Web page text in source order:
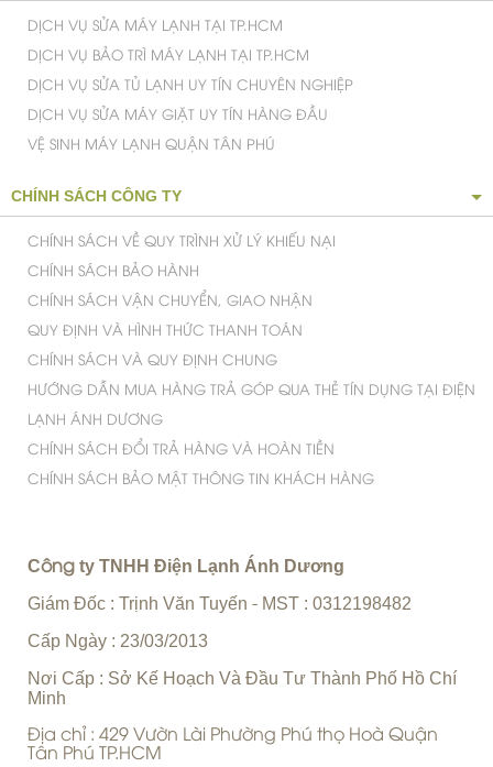
DỊCH VỤ SỬA MÁY LẠNH TẠI TP.HCM
DỊCH VỤ BẢO TRÌ MÁY LẠNH TẠI TP.HCM
DỊCH VỤ SỬA TỦ LẠNH UY TÍN CHUYÊN NGHIỆP
DỊCH VỤ SỬA MÁY GIẶT UY TÍN HÀNG ĐẦU
VỆ SINH MÁY LẠNH QUẬN TÂN PHÚ
CHÍNH SÁCH CÔNG TY
CHÍNH SÁCH VỀ QUY TRÌNH XỬ LÝ KHIẾU NẠI
CHÍNH SÁCH BẢO HÀNH
CHÍNH SÁCH VẬN CHUYỂN, GIAO NHẬN
QUY ĐỊNH VÀ HÌNH THỨC THANH TOÁN
CHÍNH SÁCH VÀ QUY ĐỊNH CHUNG
HƯỚNG DẪN MUA HÀNG TRẢ GÓP QUA THẺ TÍN DỤNG TẠI ĐIỆN
LẠNH ÁNH DƯƠNG
CHÍNH SÁCH ĐỔI TRẢ HÀNG VÀ HOÀN TIỀN
CHÍNH SÁCH BẢO MẬT THÔNG TIN KHÁCH HÀNG
Công ty TNHH Điện Lạnh Ánh Dương
Giám Đốc : Trịnh Văn Tuyến - MST : 0312198482
Cấp Ngày : 23/03/2013
Nơi Cấp : Sở Kế Hoạch Và Đầu Tư Thành Phố Hồ Chí
Minh
Địa chỉ : 429 Vườn Lài Phường Phú thọ Hoà Quận
Tân Phú TP.HCM